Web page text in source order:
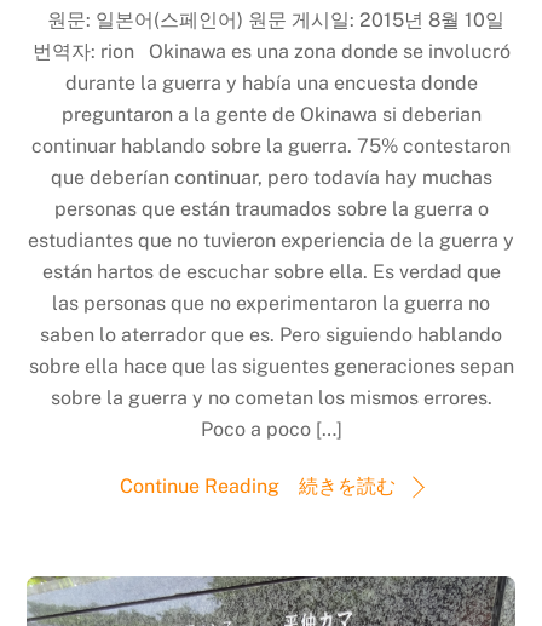
원문: 일본어(스페인어) 원문 게시일: 2015년 8월 10일
번역자: rion Okinawa es una zona donde se involucró
durante la guerra y había una encuesta donde
preguntaron a la gente de Okinawa si deberian
continuar hablando sobre la guerra. 75% contestaron
que deberían continuar, pero todavía hay muchas
personas que están traumados sobre la guerra o
estudiantes que no tuvieron experiencia de la guerra y
están hartos de escuchar sobre ella. Es verdad que
las personas que no experimentaron la guerra no
saben lo aterrador que es. Pero siguiendo hablando
sobre ella hace que las siguentes generaciones sepan
sobre la guerra y no cometan los mismos errores.
Poco a poco […]
Continue Reading 続きを読む